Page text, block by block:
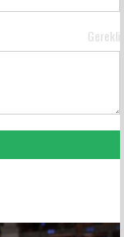
Gerekli